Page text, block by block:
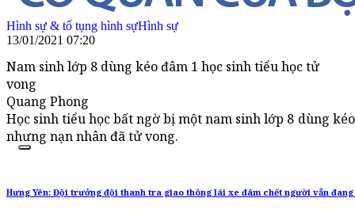
Hình sự & tố tụng hình sựHình sự
13/01/2021 07:20
Nam sinh lớp 8 dùng kéo đâm 1 học sinh tiểu học tử
vong
Quang Phong
Học sinh tiểu học bất ngờ bị một nam sinh lớp 8 dùng
nhưng nạn nhân đã tử vong.
Hưng Yên: Đội trưởng đội thanh tra giao thông lái xe đâm chết người vẫn